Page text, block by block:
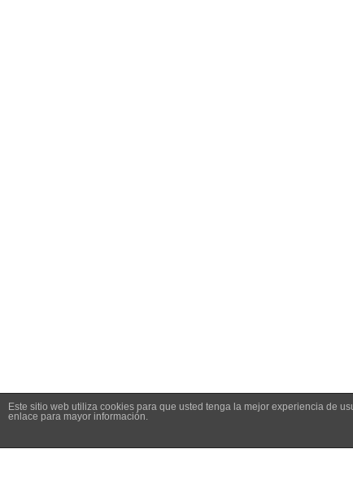
© MGC&Co. All rights reserved. Cooked with love byDagoom
Este sitio web utiliza cookies para que usted tenga la mejor experiencia de
enlace para mayor información.